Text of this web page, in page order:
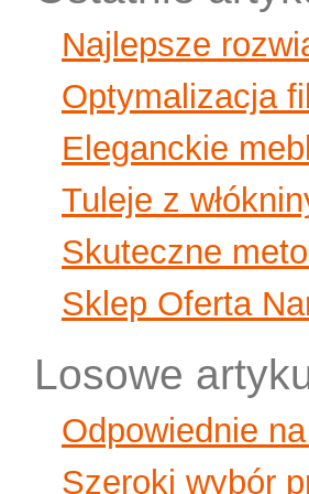
Najlepsze
Optymalizacja
Eleganckie
Tuleje z
Skuteczne
Sklep Oferta
Losowe
Odpowiednie
Szeroki wybór